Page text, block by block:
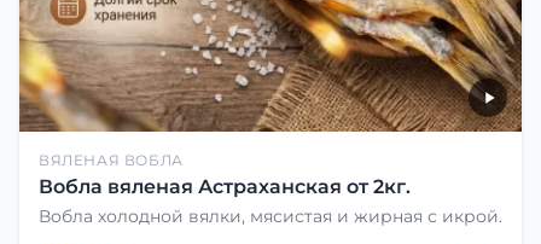
ВЯЛЕНАЯ ВОБЛА
Вобла вяленая Астраханская от 2кг.
Вобла холодной вялки, мясистая и жирная с икрой.